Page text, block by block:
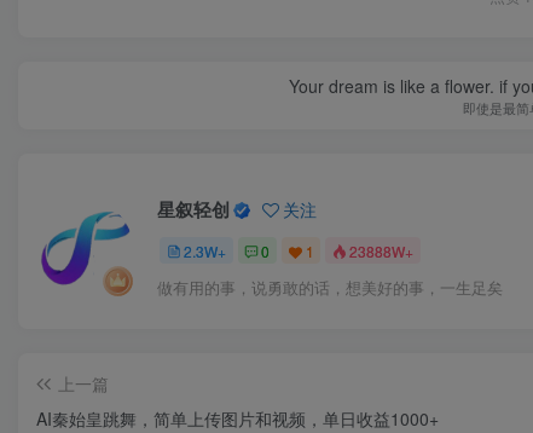
Your dream is like a flower. if
即使是最
星叙轻创 关注
2.3W+ 0 1 23888W+
做有用的事，说勇敢的话，想美好的事，一生足矣
上一篇
AI秦始皇跳舞，简单上传图片和视频，单日收益1000+